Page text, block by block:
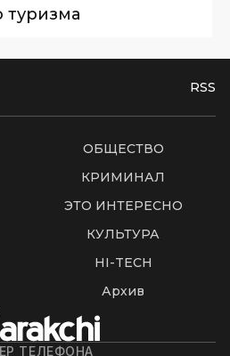
туризма
RSS
ОБЩЕСТВО
КРИМИНАЛ
ЭТО ИНТЕРЕСНО
КУЛЬТУРА
HI-TECH
Архив
ТЕЛЕФОНА